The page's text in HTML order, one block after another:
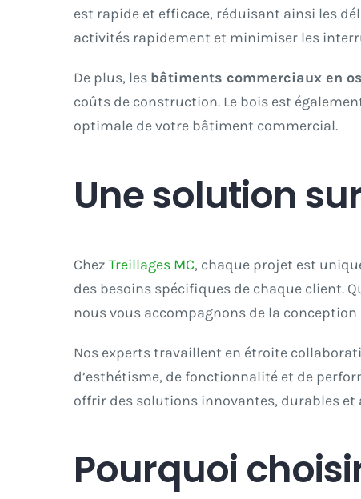
est rapide et efficace, réduisant ainsi les
activités rapidement et minimiser les
De plus, les bâtiments commerciaux en
coûts de construction. Le bois est
optimale de votre bâtiment commercial.
Une solution
Chez Treillages MC, chaque projet est
des besoins spécifiques de chaque client.
nous vous accompagnons de la
Nos experts travaillent en étroite
d’esthétisme, de fonctionnalité et de
offrir des solutions innovantes, durables
Pourquoi